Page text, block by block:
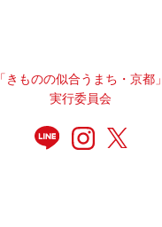
「きものの似合うまち・京都」
実行委員会